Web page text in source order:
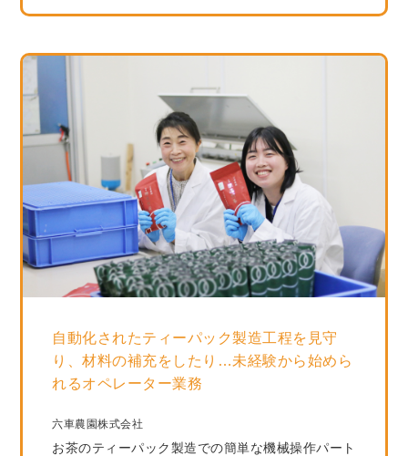
自動化されたティーパック製造工程を見守
り、材料の補充をしたり…未経験から始めら
れるオペレーター業務
六車農園株式会社
お茶のティーパック製造での簡単な機械操作パート